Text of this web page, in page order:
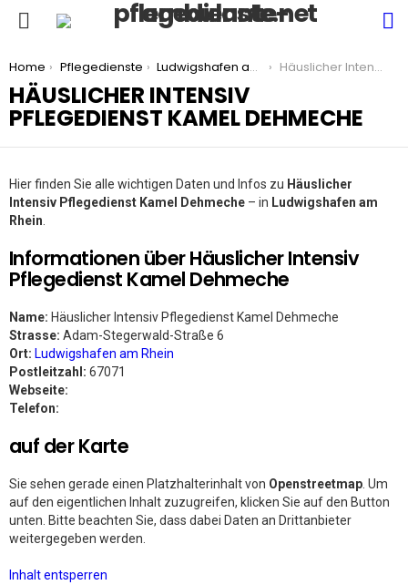
You are here:
Home Pflegedienste Ludwigshafen am Rhein Häuslicher Intensiv Pflegedienst Kamel Dehmeche
HÄUSLICHER INTENSIV
PFLEGEDIENST KAMEL DEHMECHE
Hier finden Sie alle wichtigen Daten und Infos zu Häuslicher
Intensiv Pflegedienst Kamel Dehmeche – in Ludwigshafen am
Rhein
Informationen über Häuslicher Intensiv
Pflegedienst Kamel Dehmeche
Name: Häuslicher Intensiv Pflegedienst Kamel Dehmeche
Strasse: Adam-Stegerwald-Straße 6
Ort: Ludwigshafen am Rhein
Postleitzahl: 67071
Webseite:
Telefon:
auf der Karte
Sie sehen gerade einen Platzhalterinhalt von Openstreetmap . Um
auf den eigentlichen Inhalt zuzugreifen, klicken Sie auf den Button
unten. Bitte beachten Sie, dass dabei Daten an Drittanbieter
weitergegeben werden.
Inhalt entsperren